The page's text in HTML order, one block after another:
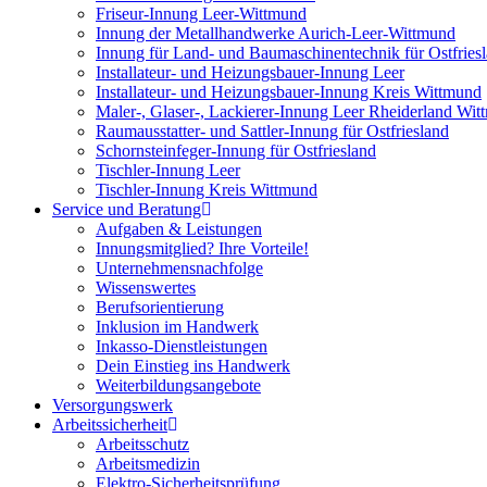
Friseur-Innung Leer-Wittmund
Innung der Metallhandwerke Aurich-Leer-Wittmund
Innung für Land- und Baumaschinentechnik für
Installateur- und Heizungsbauer-Innung Leer
Installateur- und Heizungsbauer-Innung Kreis Wittmund
Maler-, Glaser-, Lackierer-Innung Leer Rheiderland
Raumausstatter- und Sattler-Innung für Ostfriesland
Schornsteinfeger-Innung für Ostfriesland
Tischler-Innung Leer
Tischler-Innung Kreis Wittmund
Service und Beratung
Aufgaben & Leistungen
Innungsmitglied? Ihre Vorteile!
Unternehmensnachfolge
Wissenswertes
Berufsorientierung
Inklusion im Handwerk
Inkasso-Dienstleistungen
Dein Einstieg ins Handwerk
Weiterbildungsangebote
Versorgungswerk
Arbeitssicherheit
Arbeitsschutz
Arbeitsmedizin
Elektro-Sicherheitsprüfung